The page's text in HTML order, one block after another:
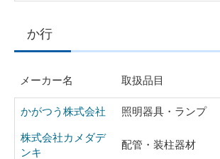
か行
メーカー名 取扱品目
かがつう株式会社 照明器具・ランプ
株式会社カメダデ
ンキ
配管・装柱器材